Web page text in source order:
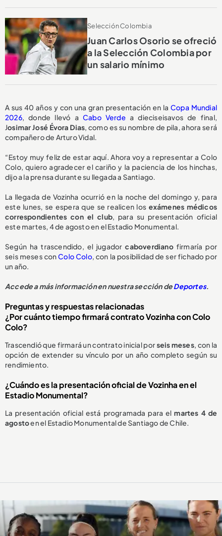
Selección Colombia
Juan Carlos Osorio se ofreció
a la Selección Colombia por
un salario mínimo
A sus 40 años y con una gran presentación en laCopa Mundial
2026, donde llevó a Cabo Verde a dieciseisavos de final,
Josimar José Évora Dias, como es su nombre de pila, ahora será
compañero de Arturo Vidal.
“Estoy muy feliz de estar aquí. Ahora voy a representar a Colo
Colo, quiero agradecer el cariño y la paciencia de los hinchas,
dijo a la prensa durante su llegada a Santiago.
La llegada de Vozinha ocurrió en la noche del domingo y, para
este lunes, se espera que se realicen los exámenes médicos
correspondientes con el club, para su presentación oficial
este martes, 4 de agosto en el Estadio Monumental.
Según ha trascendido, el jugadorcaboverdianofirmaría por
seis meses conColo Colo, con la posibilidad de ser fichado por
un año.
Accede a más información en nuestra sección deDeportes.
Preguntas y respuestas relacionadas
¿Por cuánto tiempo firmará contrato Vozinha con Colo
Colo?
Trascendió que firmará un contrato inicial porseis meses, con la
opción de extender su vínculo por un año completo según su
rendimiento.
¿Cuándo es la presentación oficial de Vozinha en el
Estadio Monumental?
La presentación oficial está programada para elmartes 4 de
agostoen el Estadio Monumental de Santiago de Chile.